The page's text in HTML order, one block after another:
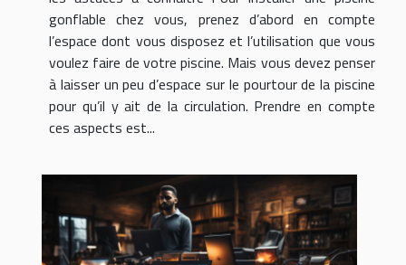
gonflable chez vous, prenez d’abord en compte
l’espace dont vous disposez et l’utilisation que vous
voulez faire de votre piscine. Mais vous devez penser
à laisser un peu d’espace sur le pourtour de la piscine
pour qu’il y ait de la circulation. Prendre en compte
ces aspects est...